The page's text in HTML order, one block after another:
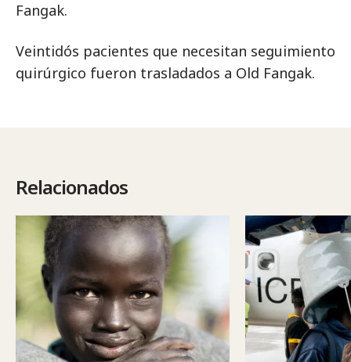
Fangak.
Veintidós pacientes que necesitan seguimiento
quirúrgico fueron trasladados a Old Fangak.
Relacionados